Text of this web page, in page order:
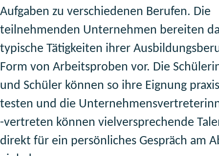
Aufgaben zu verschiedenen Berufen. Die
teilnehmenden Unternehmen bereiten
typische Tätigkeiten ihrer
Form von Arbeitsproben vor. Die
und Schüler können so ihre Eignung
testen und die
-vertreten können vielversprechende
direkt für ein persönliches Gespräch am